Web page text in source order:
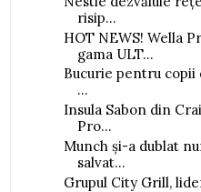
risip...
HOT NEWS! Wella
gama ULT...
Bucurie pentru copii
...
Insula Sabon din
Pro...
Munch și-a dublat
salvat...
Grupul City Grill,